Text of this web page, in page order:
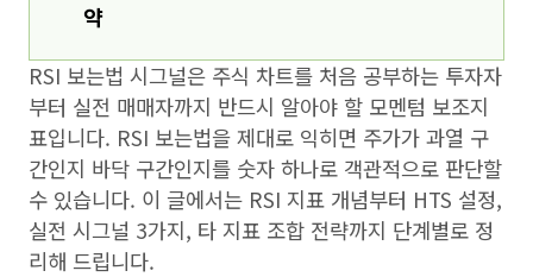
약
RSI 보는법 시그널은 주식 차트를 처음 공부하는 투자자
부터 실전 매매자까지 반드시 알아야 할 모멘텀 보조지
표입니다. RSI 보는법을 제대로 익히면 주가가 과열 구
간인지 바닥 구간인지를 숫자 하나로 객관적으로 판단할
수 있습니다. 이 글에서는 RSI 지표 개념부터 HTS 설정,
실전 시그널 3가지, 타 지표 조합 전략까지 단계별로 정
리해 드립니다.